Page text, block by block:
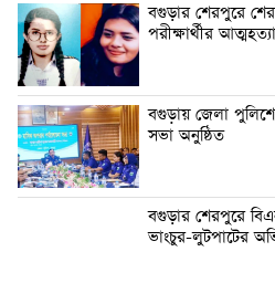
বগুড়ার শেরপুরে
পরীক্ষার্থীর আত্মহত্যা
বগুড়ায় জেলা
সভা অনুষ্ঠিত
বগুড়ার শেরপুরে
ভাংচুর-লুটপাটের